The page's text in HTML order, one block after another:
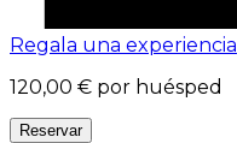
Regala una experiencia
120,00 € por huésped
Reservar